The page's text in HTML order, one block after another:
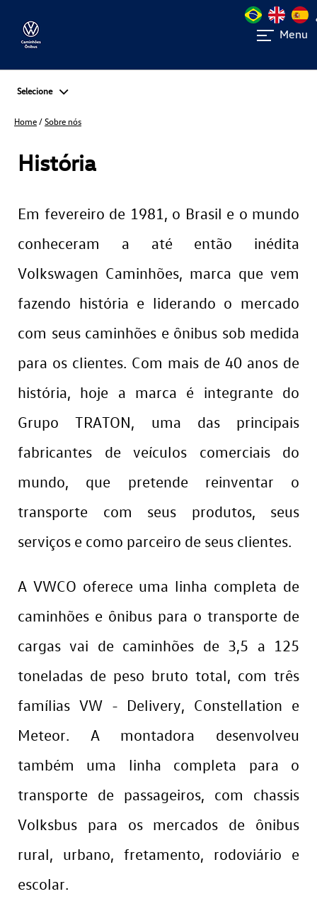
Menu
Selecione
Home / Sobre nós
História
Em fevereiro de 1981, o Brasil e o mundo
conheceram a até então inédita
Volkswagen Caminhões, marca que vem
fazendo história e liderando o mercado
com seus caminhões e ônibus sob medida
para os clientes. Com mais de 40 anos de
história, hoje a marca é integrante do
Grupo TRATON, uma das principais
fabricantes de veículos comerciais do
mundo, que pretende reinventar o
transporte com seus produtos, seus
serviços e como parceiro de seus clientes.
A VWCO oferece uma linha completa de
caminhões e ônibus para o transporte de
cargas vai de caminhões de 3,5 a 125
toneladas de peso bruto total, com três
famílias VW - Delivery, Constellation e
Meteor. A montadora desenvolveu
também uma linha completa para o
transporte de passageiros, com chassis
Volksbus para os mercados de ônibus
rural, urbano, fretamento, rodoviário e
escolar.